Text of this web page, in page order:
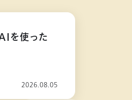
を使った
2026.08.05